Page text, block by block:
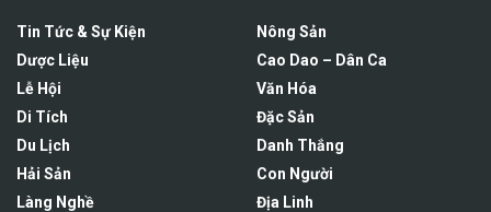
Tin Tức & Sự Kiện
Dược Liệu
Lễ Hội
Di Tích
Du Lịch
Hải Sản
Làng Nghề
Nông Sản
Cao Dao – Dân Ca
Văn Hóa
Đặc Sản
Danh Thắng
Con Người
Địa Linh